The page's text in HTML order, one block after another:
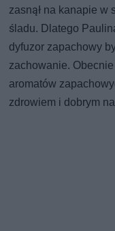
zasnął na kanapie w
śladu. Dlatego
dyfuzor zapachowy
zachowanie.
aromatów
zdrowiem i dobrym